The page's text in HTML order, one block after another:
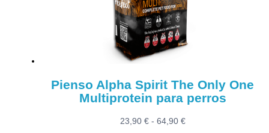
Pienso Alpha Spirit The Only One
Multiprotein para perros
23,90 € - 64,90 €Rango